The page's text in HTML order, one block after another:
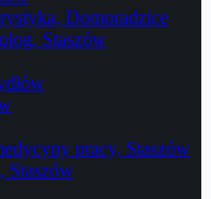
Domoradzice
Staszów
pracy, Staszów
Staszów